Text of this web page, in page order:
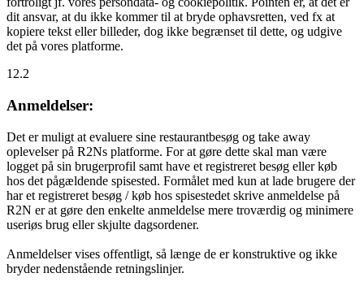
dit ansvar, at du ikke kommer til at bryde ophavsretten, ved fx at
kopiere tekst eller billeder, dog ikke begrænset til dette, og udgive
det på vores platforme.
12.2
Anmeldelser:
Det er muligt at evaluere sine restaurantbesøg og take away
oplevelser på R2Ns platforme. For at gøre dette skal man være
logget på sin brugerprofil samt have et registreret besøg eller køb
hos det pågældende spisested. Formålet med kun at lade brugere der
har et registreret besøg / køb hos spisestedet skrive anmeldelse på
R2N er at gøre den enkelte anmeldelse mere troværdig og minimere
useriøs brug eller skjulte dagsordener.
Anmeldelser vises offentligt, så længe de er konstruktive og ikke
bryder nedenstående retningslinjer.